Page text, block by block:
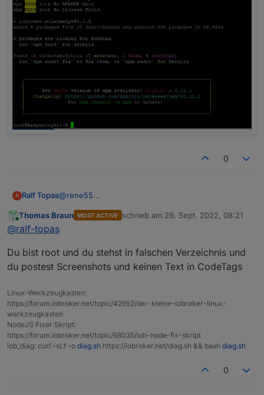
0
R Ralf Topas@rene55
Was ich eben versucht habe war, den npm install
befehl über die Konsole laufen zu lassen.
Online
Thomas Braun MOST ACTIVE schrieb am 29. Sept. 2022, 08:21
zuletzt editiert von
@ralf-topas
Du bist root und du stehst in falschen Verzeichnis und
du postest Screenshots und keinen Text in CodeTags
Linux-Werkzeugkasten:
https://forum.iobroker.net/topic/42952/der-kleine-iobroker-linux-
werkzeugkasten
NodeJS Fixer Skript:
https://forum.iobroker.net/topic/68035/iob-node-fix-skript
iob_diag: curl -sLf -o diag.sh https://iobroker.net/diag.sh && bash diag.sh
0